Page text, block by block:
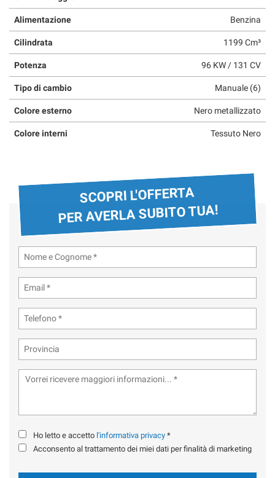
Alimentazione Benzina
Cilindrata 1199 Cm³
Potenza 96 KW / 131 CV
Tipo di cambio Manuale (6)
Colore esterno Nero metallizzato
Colore interni Tessuto Nero
SCOPRI L'OFFERTA
PER AVERLA SUBITO TUA!
Ho letto e accetto l'informativa privacy *
Acconsento al trattamento dei miei dati per finalità di marketing
questi
strumenti
tracciamento
si
alla
cookie
policy.
Puoi
rivedere
tue
scelte
in
qualsiasi
momento.
Cookie necessari
Cookie di marketing